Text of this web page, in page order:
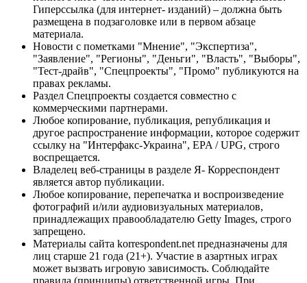
Гиперссылка (для интернет- изданий) – должна быть
размещена в подзаголовке или в первом абзаце
материала.
Новости с пометками "Мнение", "Экспертиза",
"Заявление", "Регионы", "Деньги", "Власть", "Выборы",
"Тест-драйв", "Спецпроекты", "Промо" публикуются на
правах рекламы.
Раздел Спецпроекты создается совместно с
коммерческими партнерами.
Любое копирование, публикация, републикация и
другое распространение информации, которое содержит
ссылку на "Интерфакс-Украина", EPA / UPG, строго
воспрещается.
Владелец веб-страницы в разделе Я- Корреспондент
является автор публикации.
Любое копирование, перепечатка и воспроизведение
фотографий и/или аудиовизуальных материалов,
принадлежащих правообладателю Getty Images, строго
запрещено.
Материалы сайта korrespondent.net предназначены для
лиц старше 21 года (21+). Участие в азартных играх
может вызвать игровую зависимость. Соблюдайте
правила (принципы) ответственной игры. При